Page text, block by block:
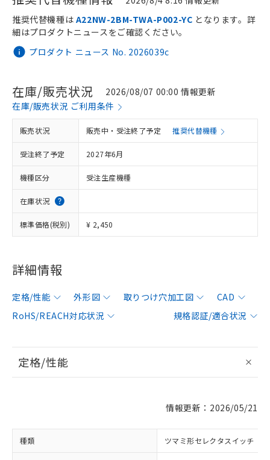
プロダクト ニュース No. 2026039c
推奨代替機種は A22NW-2BM-TWA-P002-YC となります。詳
細はプロダクトニュースをご確認ください。
在庫/販売状況
2026/08/07 00:00 情報更新
在庫/販売状況 ご利用条件
販売状況 販売中・受注終了予定 推奨代替機種
受注終了予定 2027年6月
機種区分 受注生産機種
在庫状況
標準価格(税別) ¥ 2,450
詳細情報
定格/性能 外形図 取りつけ穴加工図
CAD
RoHS/REACH対応状況
規格認証/適合状況
定格/性能
情報更新：2026/05/21
種類 ツマミ形セレクタスイッチ